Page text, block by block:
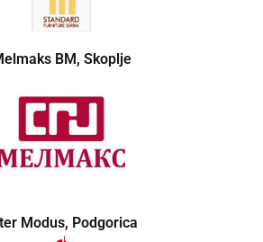
BM, Skoplje
Modus, Podgorica